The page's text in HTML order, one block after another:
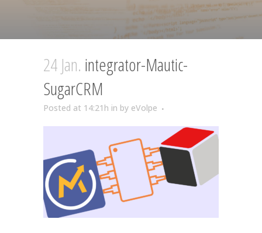
24 Jan. integrator-Mautic-
SugarCRM
Posted at 14:21h in by eVolpe